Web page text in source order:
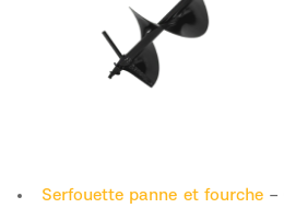
Serfouette panne et fourche–